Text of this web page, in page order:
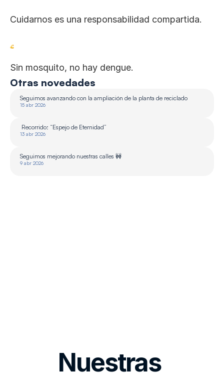
Otras novedades
Seguimos avanzando con la ampliación de la planta de reciclado
15 abr 2026
Recorrido: “Espejo de Eternidad”
13 abr 2026
Seguimos mejorando nuestras calles 🚧
9 abr 2026
Cuidarnos es una responsabilidad compartida.
Sin mosquito, no hay dengue.
Nuestras